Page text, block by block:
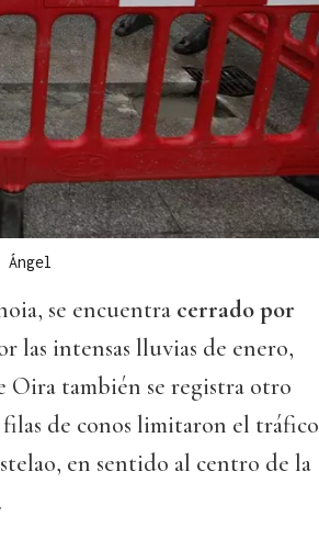
se encuentra cerrado por
las intensas lluvias de enero,
Oira también se registra otro
de conos limitaron el tráfico
en sentido al centro de la
.